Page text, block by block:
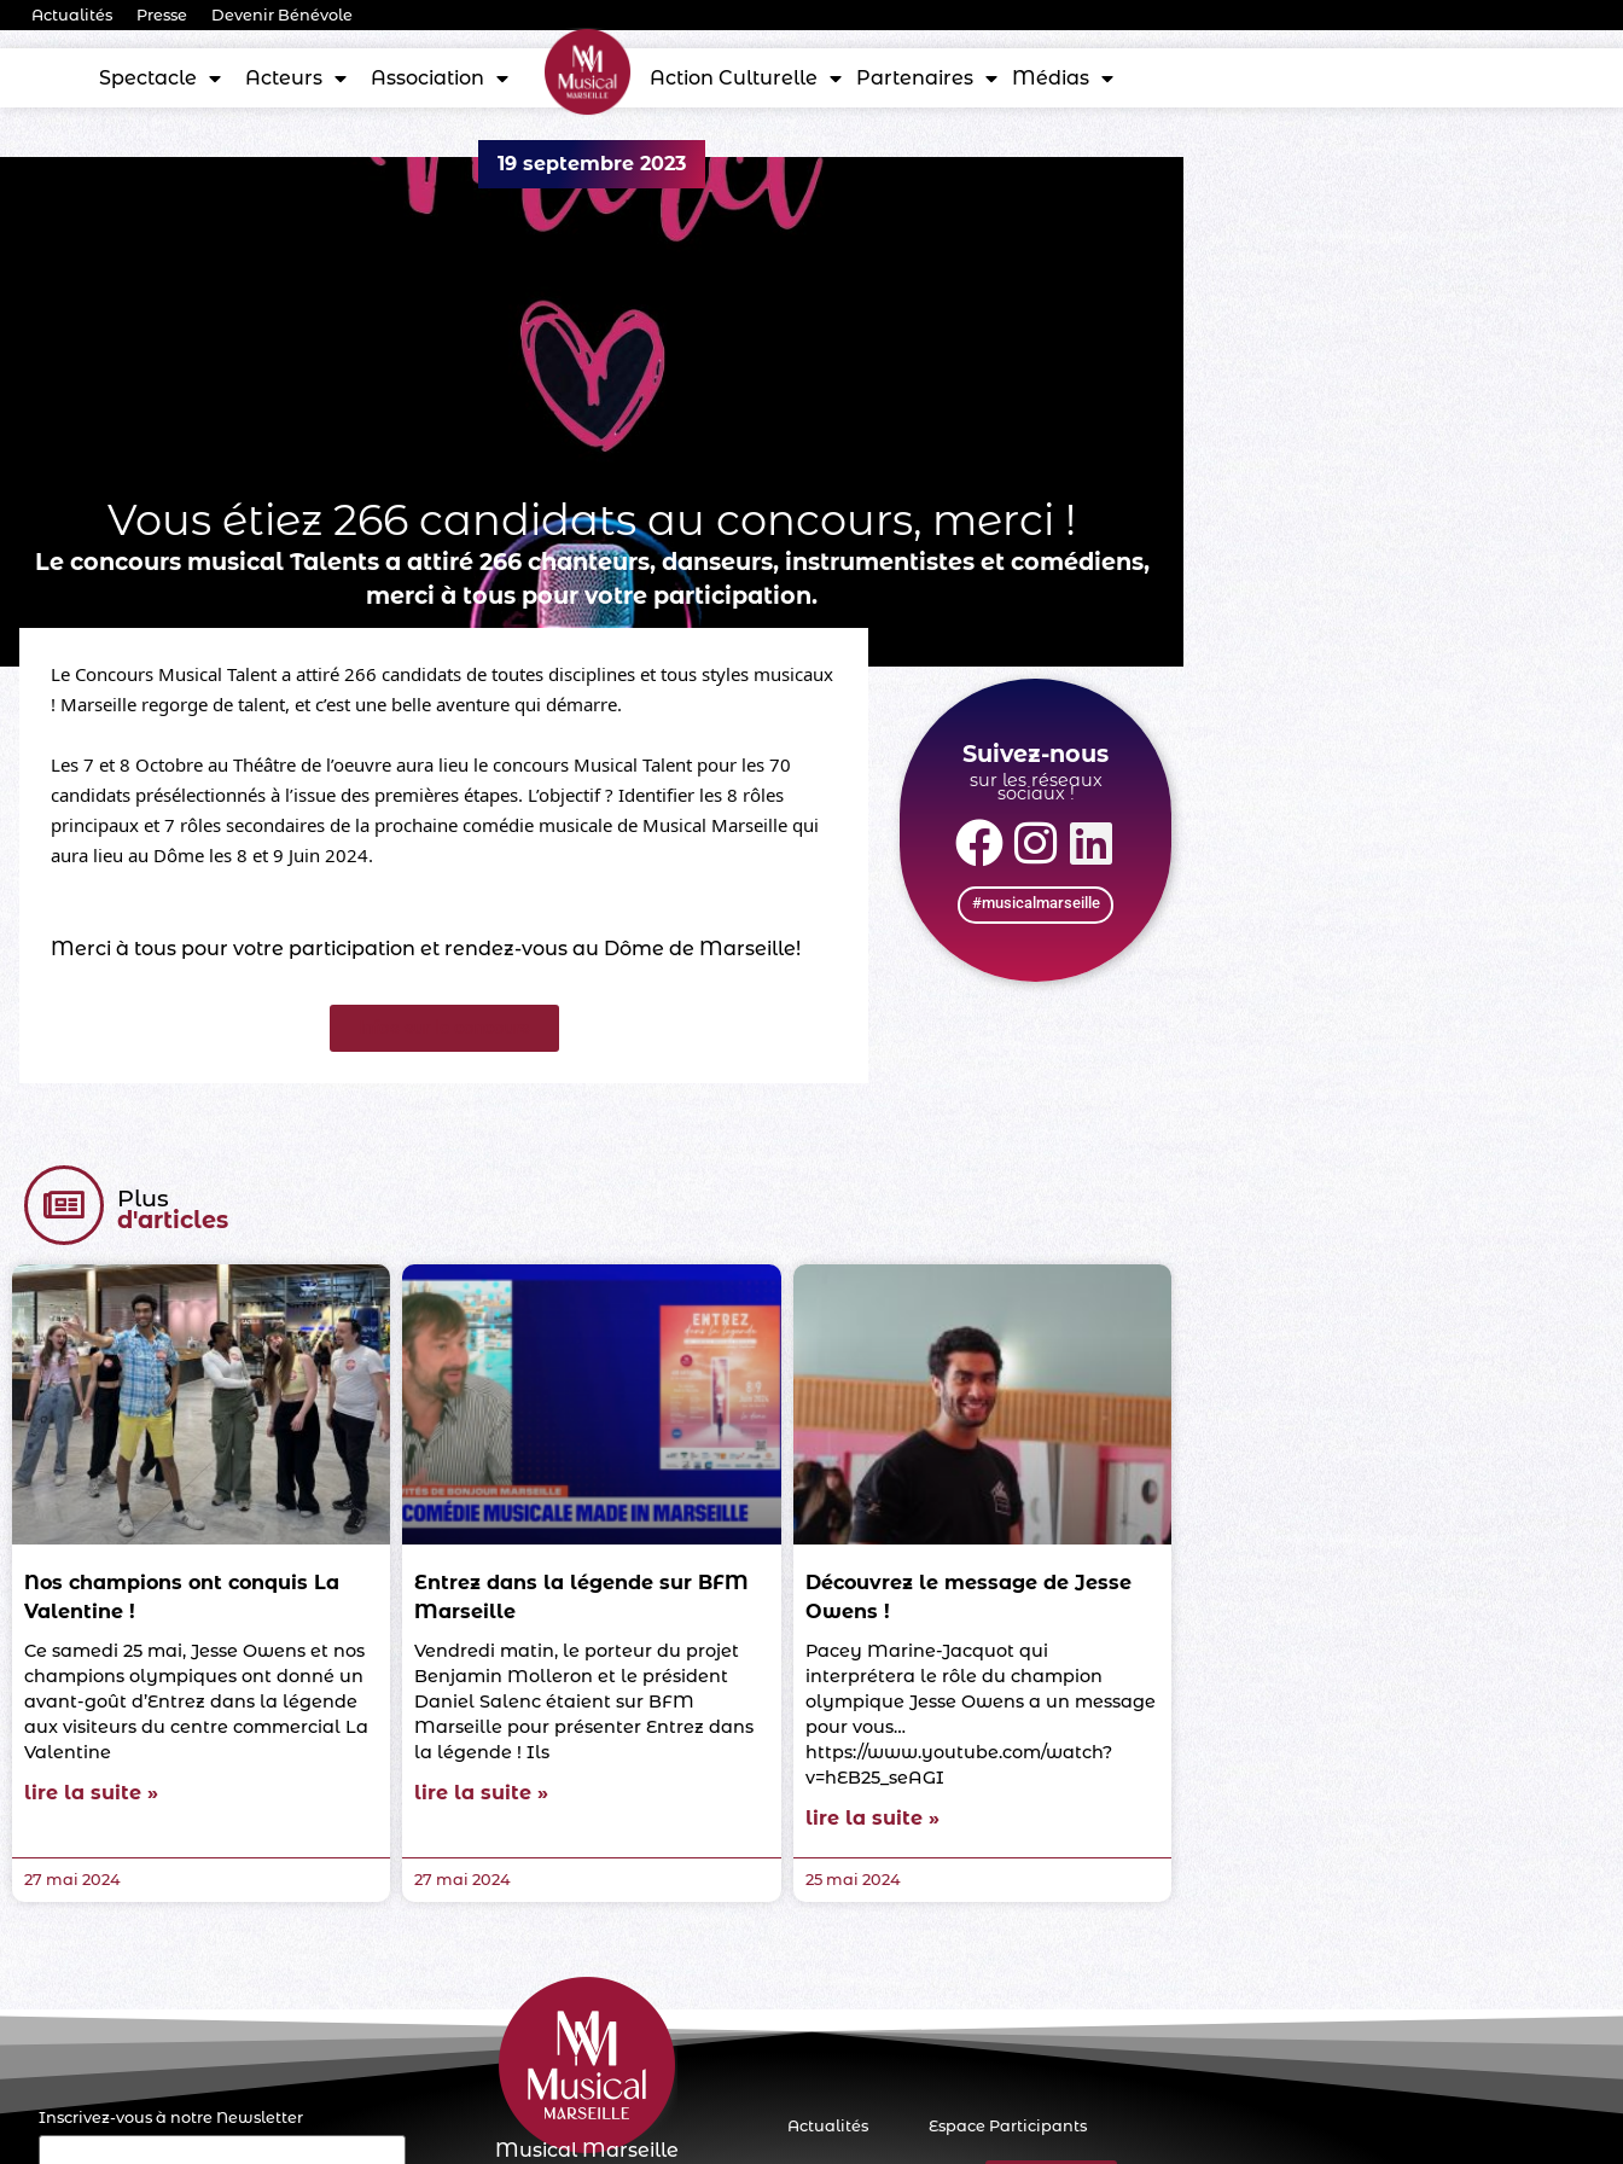
Actualités Presse Devenir Bénévole
Spectacle Acteurs Association
Contact
Action Culturelle Partenaires Médias
19 septembre 2023
Vous étiez 266 candidats au concours, merci !
Le concours musical Talents a attiré 266 chanteurs, danseurs, instrumentistes et comédiens,
merci à tous pour votre participation.
Le Concours Musical Talent a attiré 266 candidats de toutes disciplines et tous styles musicaux
! Marseille regorge de talent, et c’est une belle aventure qui démarre.
Les 7 et 8 Octobre au Théâtre de l’oeuvre aura lieu le concours Musical Talent pour les 70
candidats présélectionnés à l’issue des premières étapes. L’objectif ? Identifier les 8 rôles
principaux et 7 rôles secondaires de la prochaine comédie musicale de Musical Marseille qui
aura lieu au Dôme les 8 et 9 Juin 2024.
Merci à tous pour votre participation et rendez-vous au Dôme de Marseille!
Suivez-nous
sur les réseaux
sociaux !
#musicalmarseille
Plus
d'articles
Nos champions ont conquis La
Valentine !
Ce samedi 25 mai, Jesse Owens et nos
champions olympiques ont donné un
avant-goût d’Entrez dans la légende
aux visiteurs du centre commercial La
Valentine
lire la suite »
27 mai 2024
Entrez dans la légende sur BFM
Marseille
Vendredi matin, le porteur du projet
Benjamin Molleron et le président
Daniel Salenc étaient sur BFM
Marseille pour présenter Entrez dans
la légende ! Ils
lire la suite »
27 mai 2024
Découvrez le message de Jesse
Owens !
Pacey Marine-Jacquot qui
interprétera le rôle du champion
olympique Jesse Owens a un message
pour vous…
https://www.youtube.com/watch?
v=hEB25_seAGI
lire la suite »
25 mai 2024
Inscrivez-vous à notre Newsletter
E-
Musical Marseille
Actualités Espace Participants